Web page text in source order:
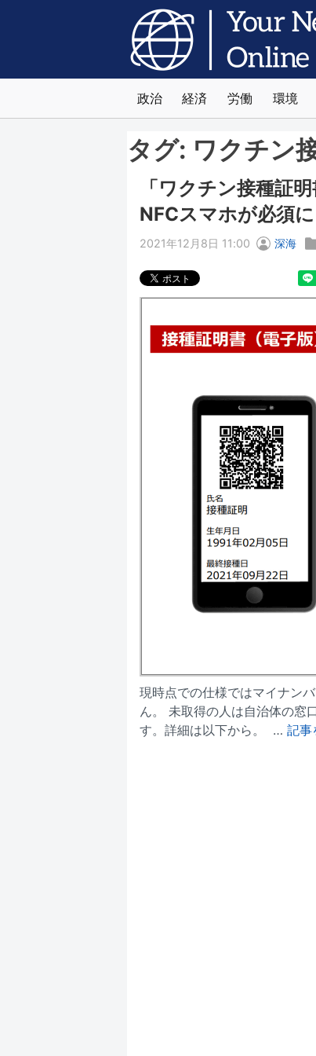
政治 経済 労働 環境
タグ: ワクチン
「ワクチン接種証
NFCスマホが必須に
2021年12月8日 11:00 深海
現時点での仕様ではマイナン
ん。 未取得の人は自治体の窓
す。詳細は以下から。 … 記事